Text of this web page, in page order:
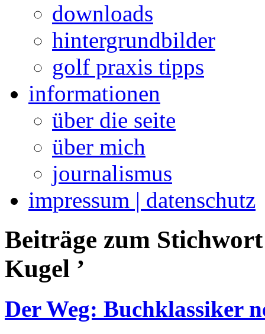
downloads
hintergrundbilder
golf praxis tipps
informationen
über die seite
über mich
journalismus
impressum | datenschutz
Beiträge zum
Kugel ’
Der Weg: Buchklassiker